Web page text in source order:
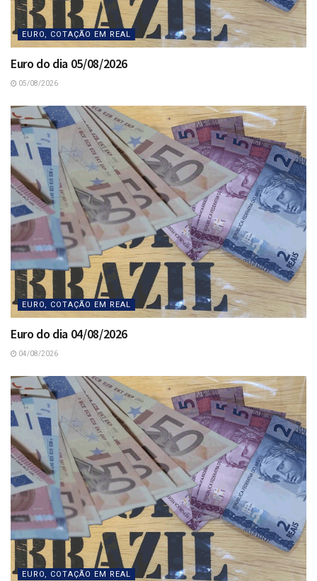
EURO, COTAÇÃO EM REAL
Euro do dia 05/08/2026
05/08/2026
EURO, COTAÇÃO EM REAL
Euro do dia 04/08/2026
04/08/2026
EURO, COTAÇÃO EM REAL